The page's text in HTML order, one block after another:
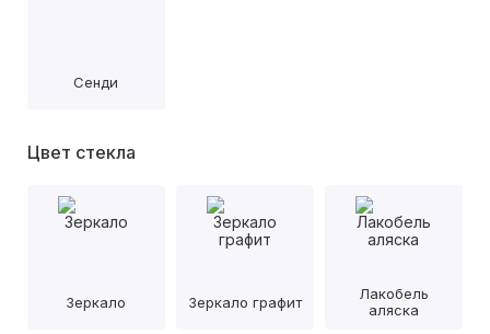
Сенди
Цвет стекла
Зеркало Зеркало графит
Лакобель
аляска